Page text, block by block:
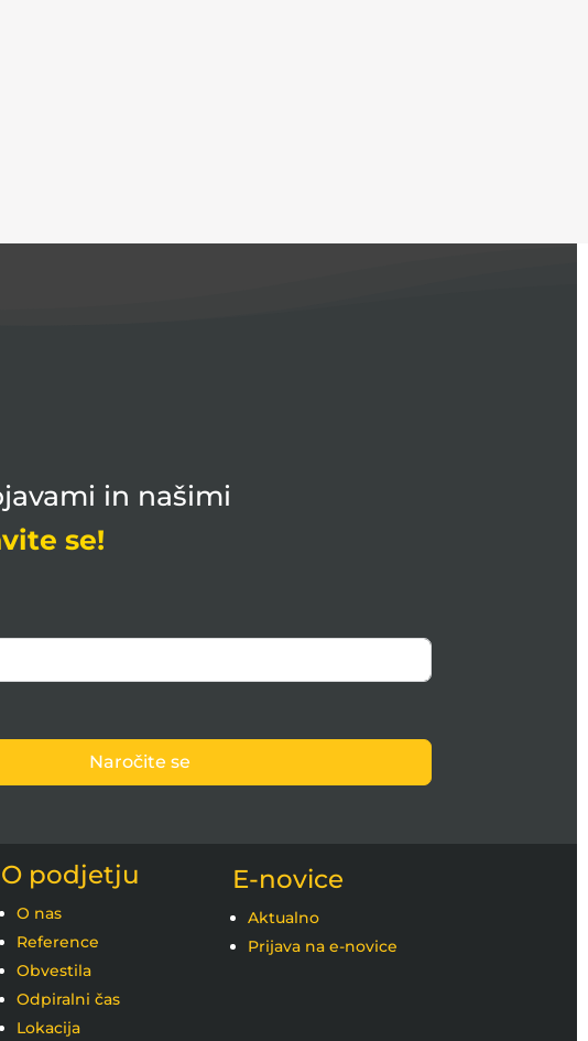
in našimi
se!
Naročite se
O podjetju
O nas
Reference
Obvestila
Odpiralni čas
Lokacija
E-novice
Aktualno
Prijava na e-novice